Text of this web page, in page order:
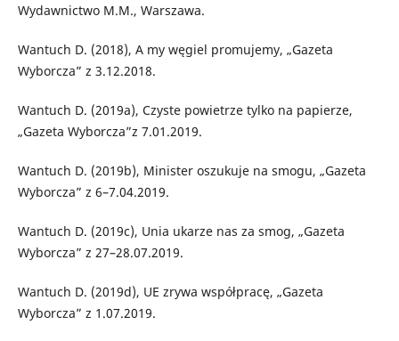
Wydawnictwo M.M., Warszawa.
Wantuch D. (2018), A my węgiel promujemy, „Gazeta
Wyborcza” z 3.12.2018.
Wantuch D. (2019a), Czyste powietrze tylko na papierze,
„Gazeta Wyborcza”z 7.01.2019.
Wantuch D. (2019b), Minister oszukuje na smogu, „Gazeta
Wyborcza” z 6–7.04.2019.
Wantuch D. (2019c), Unia ukarze nas za smog, „Gazeta
Wyborcza” z 27–28.07.2019.
Wantuch D. (2019d), UE zrywa współpracę, „Gazeta
Wyborcza” z 1.07.2019.